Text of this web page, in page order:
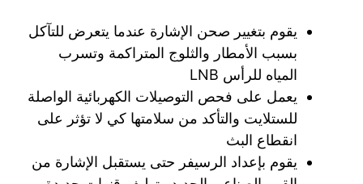
يقوم بتغيير صحن الإشارة عندما يتعرض للتآكل
بسبب الأمطار والثلوج المتراكمة وتسرب
المياه للرأس LNB
يعمل على فحص التوصيلات الكهربائية الواصلة
للستلايت والتأكد من سلامتها كي لا تؤثر على
انقطاع البث
يقوم بإعداد الرسيفر حتى يستقبل الإشارة من